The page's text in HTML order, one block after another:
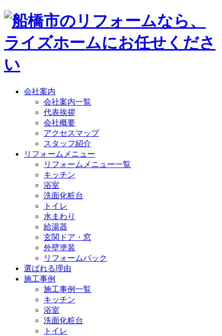
会社案内
会社案内一覧
代表挨拶
会社概要
アクセスマップ
スタッフ紹介
リフォームメニュー
リフォームメニュー一覧
キッチン
浴室
洗面化粧台
トイレ
水まわり
給湯器
玄関ドア・窓
外壁塗装
リフォームパック
選ばれる理由
施工事例
施工事例一覧
キッチン
浴室
洗面化粧台
トイレ